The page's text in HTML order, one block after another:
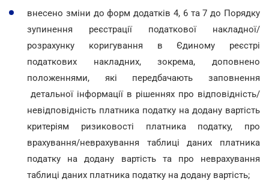
внесено зміни до форм додатків 4, 6 та 7 до Порядку
зупинення реєстрації податкової накладної/
розрахунку коригування в Єдиному реєстрі
податкових накладних, зокрема, доповнено
положеннями, які передбачають заповнення
детальної інформації в рішеннях про відповідність/
невідповідність платника податку на додану вартість
критеріям ризиковості платника податку, про
врахування/неврахування таблиці даних платника
податку на додану вартість та про неврахування
таблиці даних платника податку на додану вартість;